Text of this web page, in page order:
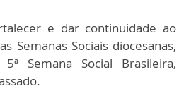
e dar continuidade ao
Semanas Sociais diocesanas,
Semana Social Brasileira,